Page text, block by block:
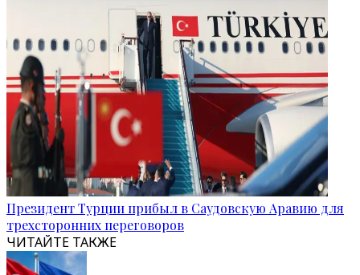
Президент Турции прибыл в Саудовскую Аравию для
трехсторонних переговоров
ЧИТАЙТЕ ТАКЖЕ